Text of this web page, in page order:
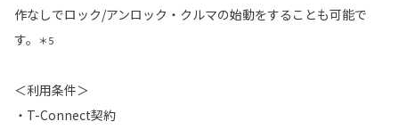
作なしでロック/アンロック・クルマの始動をすることも可能で
す。
＊5
＜利用条件＞
・T-Connect契約